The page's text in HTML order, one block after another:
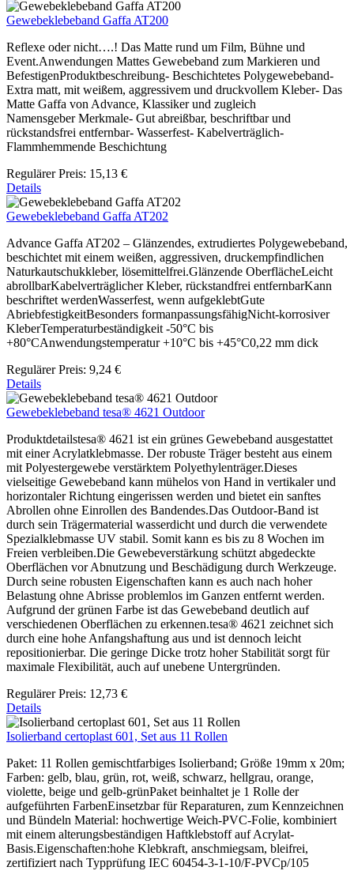
Gewebeklebeband Gaffa AT200
Reflexe oder nicht….! Das Matte rund um Film, Bühne und
Event.Anwendungen Mattes Gewebeband zum Markieren und
BefestigenProduktbeschreibung- Beschichtetes Polygewebeband-
Extra matt, mit weißem, aggressivem und druckvollem Kleber- Das
Matte Gaffa von Advance, Klassiker und zugleich
Namensgeber Merkmale- Gut abreißbar, beschriftbar und
rückstandsfrei entfernbar- Wasserfest- Kabelverträglich-
Flammhemmende Beschichtung
Regulärer Preis: 15,13 €
Details
Gewebeklebeband Gaffa AT202
Advance Gaffa AT202 – Glänzendes, extrudiertes Polygewebeband,
beschichtet mit einem weißen, aggressiven, druckempfindlichen
Naturkautschukkleber, lösemittelfrei.Glänzende OberflächeLeicht
abrollbarKabelverträglicher Kleber, rückstandfrei entfernbarKann
beschriftet werdenWasserfest, wenn aufgeklebtGute
AbriebfestigkeitBesonders formanpassungsfähigNicht-korrosiver
KleberTemperaturbeständigkeit -50°C bis
+80°CAnwendungstemperatur +10°C bis +45°C0,22 mm dick
Regulärer Preis: 9,24 €
Details
Gewebeklebeband tesa® 4621 Outdoor
Produktdetailstesa® 4621 ist ein grünes Gewebeband ausgestattet
mit einer Acrylatklebmasse. Der robuste Träger besteht aus einem
mit Polyestergewebe verstärktem Polyethylenträger.Dieses
vielseitige Gewebeband kann mühelos von Hand in vertikaler und
horizontaler Richtung eingerissen werden und bietet ein sanftes
Abrollen ohne Einrollen des Bandendes.Das Outdoor-Band ist
durch sein Trägermaterial wasserdicht und durch die verwendete
Spezialklebmasse UV stabil. Somit kann es bis zu 8 Wochen im
Freien verbleiben.Die Gewebeverstärkung schützt abgedeckte
Oberflächen vor Abnutzung und Beschädigung durch Werkzeuge.
Durch seine robusten Eigenschaften kann es auch nach hoher
Belastung ohne Abrisse problemlos im Ganzen entfernt werden.
Aufgrund der grünen Farbe ist das Gewebeband deutlich auf
verschiedenen Oberflächen zu erkennen.tesa® 4621 zeichnet sich
durch eine hohe Anfangshaftung aus und ist dennoch leicht
repositionierbar. Die geringe Dicke trotz hoher Stabilität sorgt für
maximale Flexibilität, auch auf unebene Untergründen.
Regulärer Preis: 12,73 €
Details
Isolierband certoplast 601, Set aus 11 Rollen
Paket: 11 Rollen gemischtfarbiges Isolierband; Größe 19mm x 20m;
Farben: gelb, blau, grün, rot, weiß, schwarz, hellgrau, orange,
violette, beige und gelb-grünPaket beinhaltet je 1 Rolle der
aufgeführten FarbenEinsetzbar für Reparaturen, zum Kennzeichnen
und Bündeln Material: hochwertige Weich-PVC-Folie, kombiniert
mit einem alterungsbeständigen Haftklebstoff auf Acrylat-
Basis.Eigenschaften:hohe Klebkraft, anschmiegsam, bleifrei,
zertifiziert nach Typprüfung IEC 60454-3-1-10/F-PVCp/105